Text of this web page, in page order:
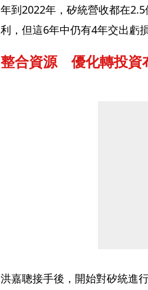
年到2022年，矽統營收都在
利，但這6年中仍有4年交出虧
整合資源　優化轉投資
洪嘉聰接手後，開始對矽統進